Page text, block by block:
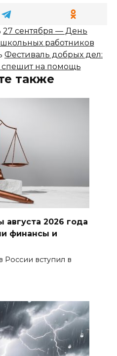
27 сентября — День
работников
Фестиваль добрых дел:
спешит на помощь
также
августа 2026 года
финансы и
России вступил в